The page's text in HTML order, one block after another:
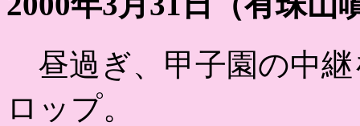
昼過ぎ、甲子園の中
ロップ。